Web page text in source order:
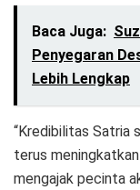
Baca Juga:
Penyegaran
Lebih Lengkap
“Kredibilitas Satria
terus
mengajak pecinta